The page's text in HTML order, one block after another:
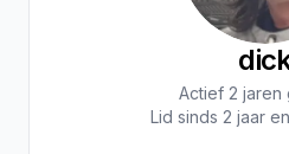
Actief 2 jaren
Lid sinds 2 jaar